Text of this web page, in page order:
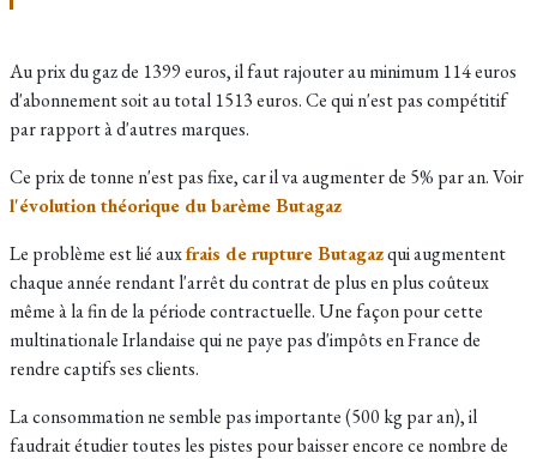
Au prix du gaz de 1399 euros, il faut rajouter au minimum 114 euros
d'abonnement soit au total 1513 euros. Ce qui n'est pas compétitif
par rapport à d'autres marques.
Ce prix de tonne n'est pas fixe, car il va augmenter de 5% par an. Voir
l'évolution théorique du barème Butagaz
Le problème est lié auxfrais de rupture Butagazqui augmentent
chaque année rendant l'arrêt du contrat de plus en plus coûteux
même à la fin de la période contractuelle. Une façon pour cette
multinationale Irlandaise qui ne paye pas d'impôts en France de
rendre captifs ses clients.
La consommation ne semble pas importante (500 kg par an), il
faudrait étudier toutes les pistes pour baisser encore ce nombre de